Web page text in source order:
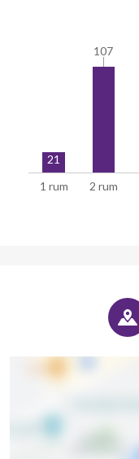
lägenheter
1 rum 2 rum
21
107
107